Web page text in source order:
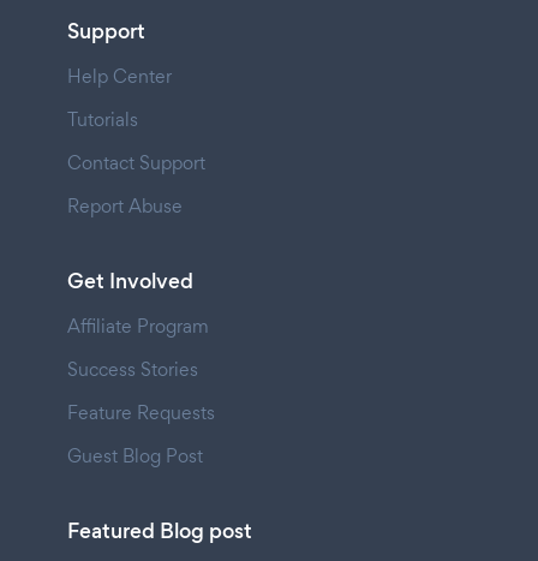
Support
Help Center
Tutorials
Contact Support
Report Abuse
Get Involved
Affiliate Program
Success Stories
Feature Requests
Guest Blog Post
Featured Blog post